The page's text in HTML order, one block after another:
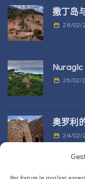
撒丁岛
28/02/
Nuragic
26/02/
奥罗利
24/02/